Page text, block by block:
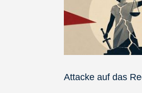
Attacke auf das